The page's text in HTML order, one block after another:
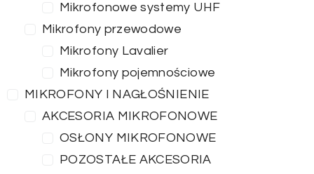
Mikrofonowe systemy UHF
Mikrofony przewodowe
Mikrofony Lavalier
Mikrofony pojemnościowe
MIKROFONY I NAGŁOŚNIENIE
AKCESORIA MIKROFONOWE
OSŁONY MIKROFONOWE
POZOSTAŁE AKCESORIA